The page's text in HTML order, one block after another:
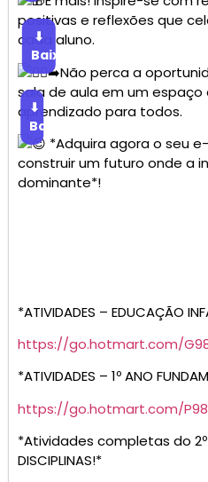
positivas e reflexões que
cada aluno.
⬇
Baixar
Não perca a
sala de aula em um
aprendizado para todos.
⬇
Baixar
*Adquira agora o seu
construir um futuro onde a
dominante*!
*ATIVIDADES – EDUCAÇÃO
https://go.hotmart.com/
*ATIVIDADES – 1º ANO
https://go.hotmart.com/
*Atividades completas do 2º
DISCIPLINAS!*